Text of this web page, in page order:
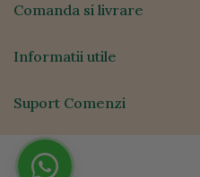
Comanda si livrare
Informatii utile
Suport Comenzi